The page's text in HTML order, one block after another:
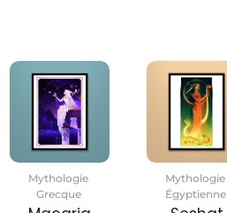
Mythologie
Grecque
Mythologie
Égyptienne